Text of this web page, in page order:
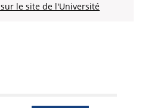
le site de l'Université